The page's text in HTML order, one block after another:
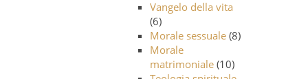
Vangelo della vita
(6)
Morale sessuale(8)
Morale
matrimoniale(10)